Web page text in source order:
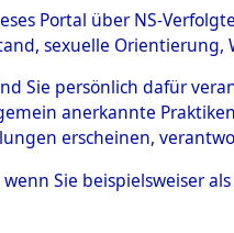
0028
Portal über NS-
sexuelle
Sie persönlich dafür
anerkannte
erscheinen,
wenn Sie beispielsweiser